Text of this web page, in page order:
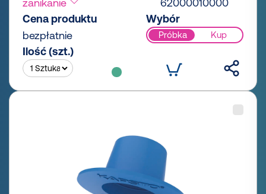
zanikanie
62000010000
Cena produktu
bezpłatnie
Wybór
Próbka Kup
Ilość (szt.)